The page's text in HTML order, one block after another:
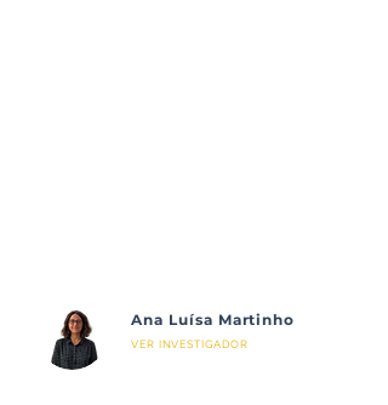
Ana Luísa Martinho
VER INVESTIGADOR